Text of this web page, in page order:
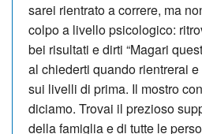
sarei rientrato a correre, ma
colpo a livello psicologico:
bei risultati e dirti “Magari
al chiederti quando rientrerai
sui li­velli di prima. Il mostro
diciamo. Trovai il prezioso
della famiglia e di tutte le